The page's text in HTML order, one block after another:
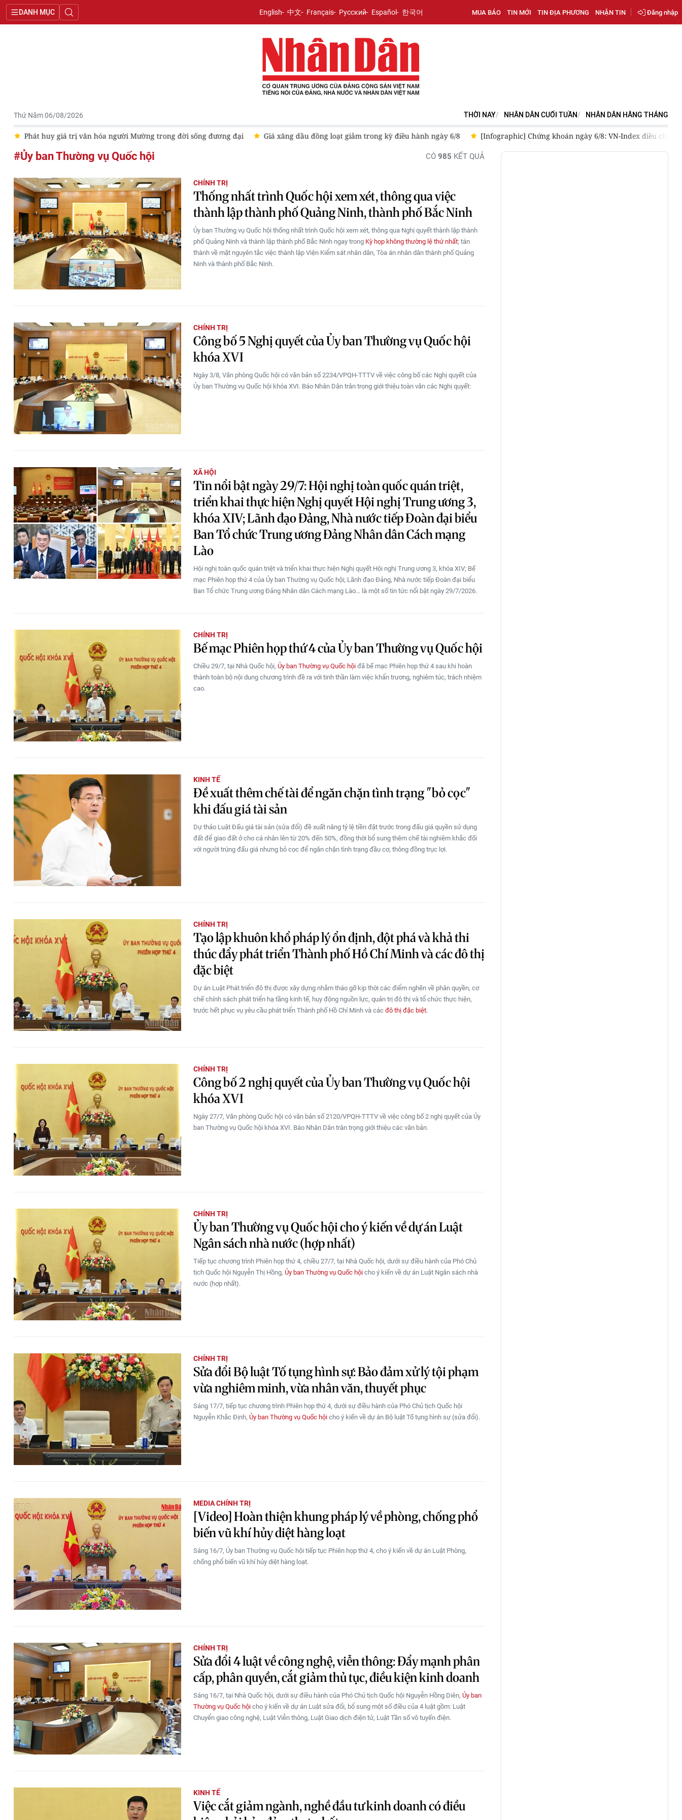
DANH MỤC English 中文 Français Русский Español 한국어 MUA BÁO TIN MỚI TIN ĐỊA PHƯƠNG NHẬN TIN Đăng nhập
Thứ Năm 06/08/2026 THỜI NAY NHÂN DÂN CUỐI TUẦN NHÂN DÂN HẰNG THÁNG
Phát huy giá trị văn hóa người Mường trong đời sống đương đại Giá xăng dầu đồng loạt giảm trong kỳ điều hành ngày 6/8 [Infographic] Chứng khoán ngày 6/8: VN-Index điều
#Ủy ban Thường vụ Quốc hội CÓ 985 KẾT QUẢ
CHÍNH TRỊ
Thống nhất trình Quốc hội xem xét, thông qua việc
thành lập thành phố Quảng Ninh, thành phố Bắc Ninh
Ủy ban Thường vụ Quốc hội thống nhất trình Quốc hội xem xét, thông qua Nghị quyết thành lập thành
phố Quảng Ninh và thành lập thành phố Bắc Ninh ngay trong Kỳ họp không thường lệ thứ nhất; tán
thành về mặt nguyên tắc việc thành lập Viện Kiểm sát nhân dân, Tòa án nhân dân thành phố Quảng
Ninh và thành phố Bắc Ninh.
CHÍNH TRỊ
Công bố 5 Nghị quyết của Ủy ban Thường vụ Quốc hội
khóa XVI
Ngày 3/8, Văn phòng Quốc hội có văn bản số 2234/VPQH-TTTV về việc công bố các Nghị quyết của
Ủy ban Thường vụ Quốc hội khóa XVI. Báo Nhân Dân trân trọng giới thiệu toàn văn các Nghị quyết:
XÃ HỘI
Tin nổi bật ngày 29/7: Hội nghị toàn quốc quán triệt,
triển khai thực hiện Nghị quyết Hội nghị Trung ương 3,
khóa XIV; Lãnh đạo Đảng, Nhà nước tiếp Đoàn đại biểu
Ban Tổ chức Trung ương Đảng Nhân dân Cách mạng
Lào
Hội nghị toàn quốc quán triệt và triển khai thực hiện Nghị quyết Hội nghị Trung ương 3, khóa XIV; Bế
mạc Phiên họp thứ 4 của Ủy ban Thường vụ Quốc hội; Lãnh đạo Đảng, Nhà nước tiếp Đoàn đại biểu
Ban Tổ chức Trung ương Đảng Nhân dân Cách mạng Lào… là một số tin tức nổi bật ngày 29/7/2026.
CHÍNH TRỊ
Bế mạc Phiên họp thứ 4 của Ủy ban Thường vụ Quốc hội
Chiều 29/7, tại Nhà Quốc hội, Ủy ban Thường vụ Quốc hội đã bế mạc Phiên họp thứ 4 sau khi hoàn
thành toàn bộ nội dung chương trình đề ra với tinh thần làm việc khẩn trương, nghiêm túc, trách nhiệm
cao.
KINH TẾ
Đề xuất thêm chế tài để ngăn chặn tình trạng "bỏ cọc"
khi đấu giá tài sản
Dự thảo Luật Đấu giá tài sản (sửa đổi) đề xuất nâng tỷ lệ tiền đặt trước trong đấu giá quyền sử dụng
đất để giao đất ở cho cá nhân lên từ 20% đến 50%, đồng thời bổ sung thêm chế tài nghiêm khắc đối
với người trúng đấu giá nhưng bỏ cọc để ngăn chặn tình trạng đầu cơ, thông đồng trục lợi.
CHÍNH TRỊ
Tạo lập khuôn khổ pháp lý ổn định, đột phá và khả thi
thúc đẩy phát triển Thành phố Hồ Chí Minh và các đô thị
đặc biệt
Dự án Luật Phát triển đô thị được xây dựng nhằm tháo gỡ kịp thời các điểm nghẽn về phân quyền, cơ
chế chính sách phát triển hạ tầng kinh tế, huy động nguồn lực, quản trị đô thị và tổ chức thực hiện,
trước hết phục vụ yêu cầu phát triển Thành phố Hồ Chí Minh và các đô thị đặc biệt.
CHÍNH TRỊ
Công bố 2 nghị quyết của Ủy ban Thường vụ Quốc hội
khóa XVI
Ngày 27/7, Văn phòng Quốc hội có văn bản số 2120/VPQH-TTTV về việc công bố 2 nghị quyết của Ủy
ban Thường vụ Quốc hội khóa XVI. Báo Nhân Dân trân trọng giới thiệu các văn bản.
CHÍNH TRỊ
Ủy ban Thường vụ Quốc hội cho ý kiến về dự án Luật
Ngân sách nhà nước (hợp nhất)
Tiếp tục chương trình Phiên họp thứ 4, chiều 27/7, tại Nhà Quốc hội, dưới sự điều hành của Phó Chủ
tịch Quốc hội Nguyễn Thị Hồng, Ủy ban Thường vụ Quốc hội cho ý kiến về dự án Luật Ngân sách nhà
nước (hợp nhất).
CHÍNH TRỊ
Sửa đổi Bộ luật Tố tụng hình sự: Bảo đảm xử lý tội phạm
vừa nghiêm minh, vừa nhân văn, thuyết phục
Sáng 17/7, tiếp tục chương trình Phiên họp thứ 4, dưới sự điều hành của Phó Chủ tịch Quốc hội
Nguyễn Khắc Định, Ủy ban Thường vụ Quốc hội cho ý kiến về dự án Bộ luật Tố tụng hình sự (sửa đổi).
MEDIA CHÍNH TRỊ
[Video] Hoàn thiện khung pháp lý về phòng, chống phổ
biến vũ khí hủy diệt hàng loạt
Sáng 16/7, Ủy ban Thường vụ Quốc hội tiếp tục Phiên họp thứ 4, cho ý kiến về dự án Luật Phòng,
chống phổ biến vũ khí hủy diệt hàng loạt.
CHÍNH TRỊ
Sửa đổi 4 luật về công nghệ, viễn thông: Đẩy mạnh phân
cấp, phân quyền, cắt giảm thủ tục, điều kiện kinh doanh
Sáng 16/7, tại Nhà Quốc hội, dưới sự điều hành của Phó Chủ tịch Quốc hội Nguyễn Hồng Diên, Ủy ban
Thường vụ Quốc hội cho ý kiến về dự án Luật sửa đổi, bổ sung một số điều của 4 luật gồm: Luật
Chuyển giao công nghệ, Luật Viễn thông, Luật Giao dịch điện tử, Luật Tần số vô tuyến điện.
KINH TẾ
Việc cắt giảm ngành, nghề đầu tư kinh doanh có điều